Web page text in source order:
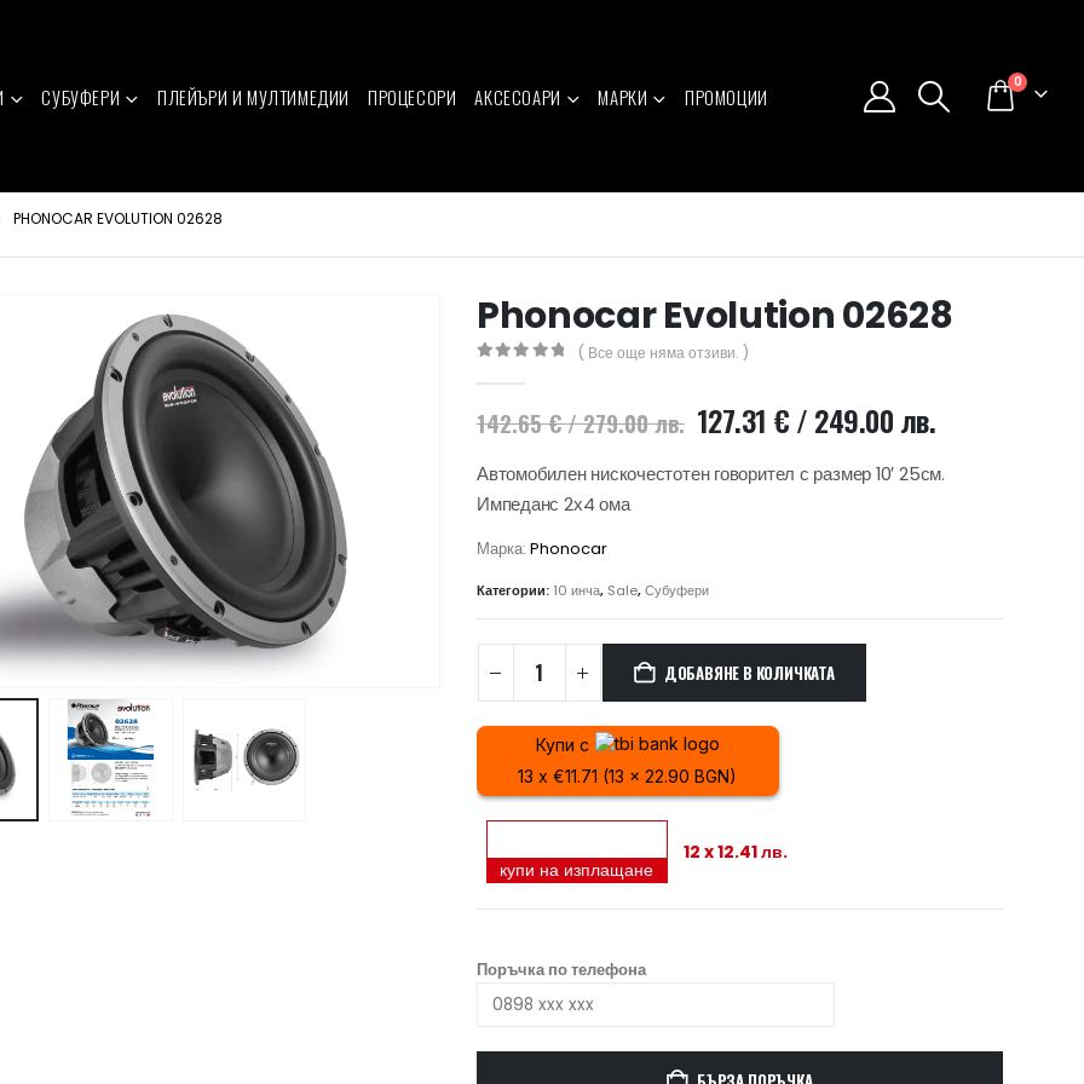
СУБУФЕРИ ПЛЕЙЪРИ И МУЛТИМЕДИИ ПРОЦЕСОРИ АКСЕСОАРИ МАРКИ ПРОМОЦИИ
0
PHONOCAR EVOLUTION 02628
Phonocar Evolution 02628
( Все още няма отзиви. )
142.65€/ 279.00 лв. Original
price
was:
127.31 €/ 249.00 лв.Текущата
цена
е:
Автомобилен нискочестотен говорител с размер 10′ 25см.
Импеданс 2х4 ома
Марка: Phonocar
Категории: 10 инча, Sale,Субуфери
ДОБАВЯНЕ В КОЛИЧКАТА
Купи с
13 x €11.71 (13 x 22.90 BGN)
купи на изплащане
12 x 12.41 лв.
Поръчка по телефона